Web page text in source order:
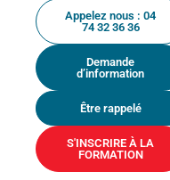
Appelez nous : 04
74 32 36 36
Demande
d’information
Être rappelé
S'INSCRIRE À LA
FORMATION